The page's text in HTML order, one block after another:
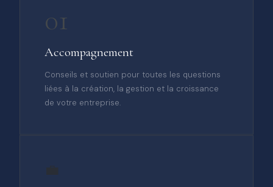
01
Accompagnement
Conseils et soutien pour toutes les questions
liées à la création, la gestion et la croissance
de votre entreprise.